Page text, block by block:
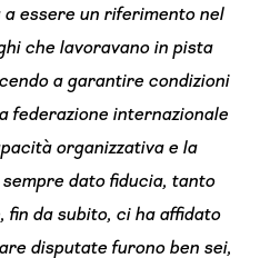
essere un riferimento nel
che lavoravano in pista
a garantire condizioni
federazione internazionale
organizzativa e la
dato fiducia, tanto
fin da subito, ci ha affidato
disputate furono ben sei,